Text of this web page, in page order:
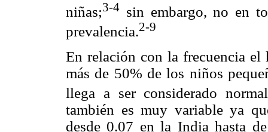
niñas;3-4 sin embargo, no en
prevalencia.2-9
En relación con la frecuencia el
más de 50% de los niños
llega a ser considerado
también es muy variable ya
desde 0.07 en la India hasta